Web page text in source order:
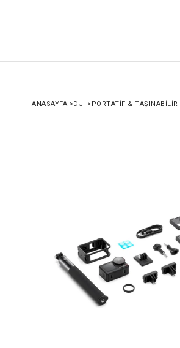
ANASAYFA >DJI >PORTATIF & TAŞINABILIR